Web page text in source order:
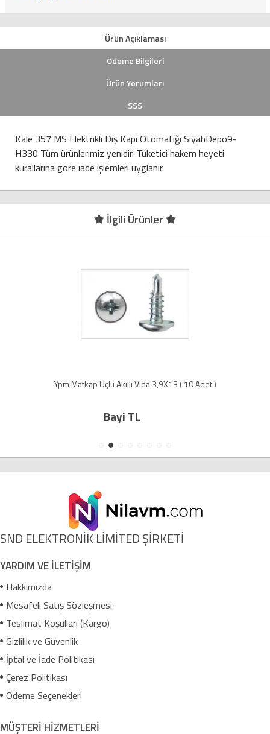
Ürün Açıklaması
Ödeme Bilgileri
Ürün Yorumları
SSS
Kale 357 MS Elektrikli Dış Kapı Otomatiği SiyahDepo9-
H330 Tüm ürünlerimiz yenidir. Tüketici hakem heyeti
kurallarına göre iade işlemleri uyglanır.
İlgili Ürünler
Ypm Matkap Uçlu Akıllı Vida 3,9X13 ( 10 Adet )
Bayi TL
SND ELEKTRONİK LİMİTED ŞİRKETİ
YARDIM VE İLETİŞİM
Hakkımızda
Mesafeli Satış Sözleşmesi
Teslimat Koşulları (Kargo)
Gizlilik ve Güvenlik
İptal ve İade Politikası
Çerez Politikası
Ödeme Seçenekleri
MÜŞTERİ HİZMETLERİ